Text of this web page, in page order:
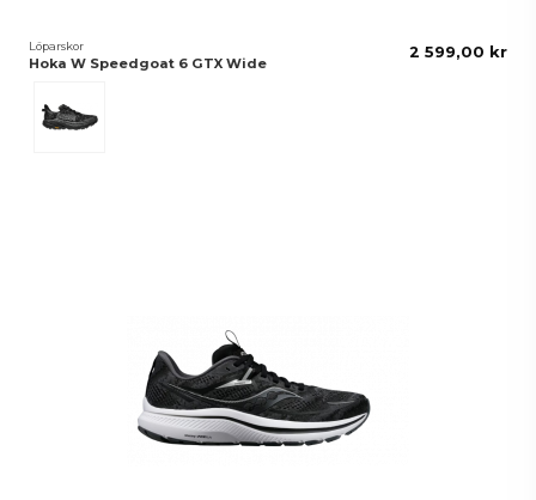
Löparskor
Hoka W Speedgoat 6 GTX Wide
2 599,00 kr